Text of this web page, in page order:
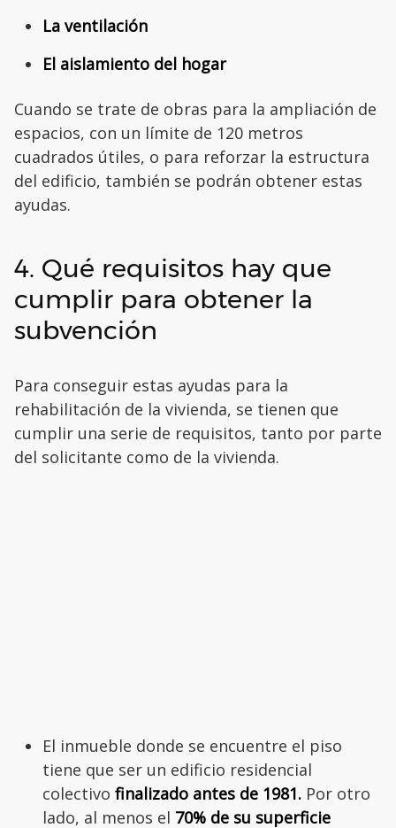
La ventilación
El aislamiento del hogar
Cuando se trate de obras para la ampliación de
espacios, con un límite de 120 metros
cuadrados útiles, o para reforzar la estructura
del edificio, también se podrán obtener estas
ayudas.
4. Qué requisitos hay que
cumplir para obtener la
subvención
Para conseguir estas ayudas para la
rehabilitación de la vivienda, se tienen que
cumplir una serie de requisitos, tanto por parte
del solicitante como de la vivienda.
El inmueble donde se encuentre el piso
tiene que ser un edificio residencial
colectivo finalizado antes de 1981. Por otro
lado, al menos el 70% de su superficie